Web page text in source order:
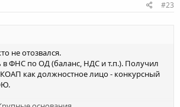
#23
не отозвался.
в ФНС по ОД (баланс, НДС и т.п.). Получил
как должностное лицо - конкурсный